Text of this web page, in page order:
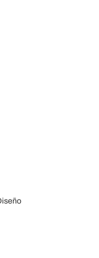
contenuti ed
social media e per
inoltre
il nostro sito con i
dei dati web,
combinarle
loro o che hanno